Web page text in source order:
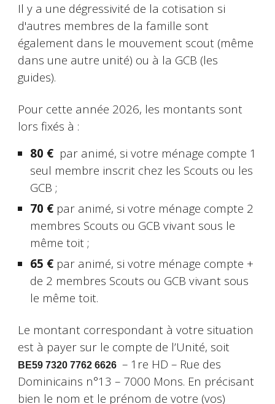
Il y a une dégressivité de la cotisation si
d'autres membres de la famille sont
également dans le mouvement scout (même
dans une autre unité) ou à la GCB (les
guides).
Pour cette année 2026, les montants sont
lors fixés à :
80 € par animé, si votre ménage compte 1
seul membre inscrit chez les Scouts ou les
GCB ;
70 € par animé, si votre ménage compte 2
membres Scouts ou GCB vivant sous le
même toit ;
65 € par animé, si votre ménage compte +
de 2 membres Scouts ou GCB vivant sous
le même toit.
Le montant correspondant à votre situation
est à payer sur le compte de l’Unité, soit
BE59 7320 7762 6626 – 1re HD – Rue des
Dominicains n°13 – 7000 Mons. En précisant
bien le nom et le prénom de votre (vos)